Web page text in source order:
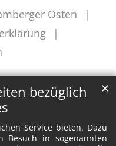
bezüglich
Service bieten. Dazu
Besuch in sogenannten
✕
Osten